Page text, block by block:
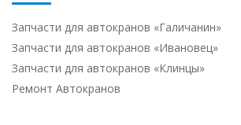
Запчасти для автокранов «Галичанин»
Запчасти для автокранов «Ивановец»
Запчасти для автокранов «Клинцы»
Ремонт Автокранов